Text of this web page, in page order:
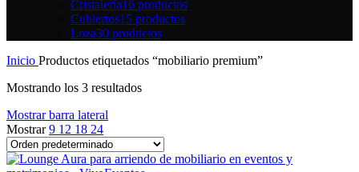
Cristalería16 productos
Cubiertos15 productos
Loza30 productos
Inicio Productos etiquetados “mobiliario premium”
Mostrando los 3 resultados
Mostrar barra lateral
Mostrar9 12 18 24